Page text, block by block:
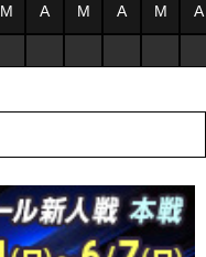
M A M A M A